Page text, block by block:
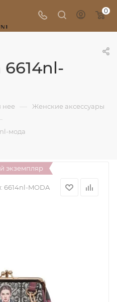
0
нее — Женские аксессуары
мода
экземпляр
6614nl-MODA